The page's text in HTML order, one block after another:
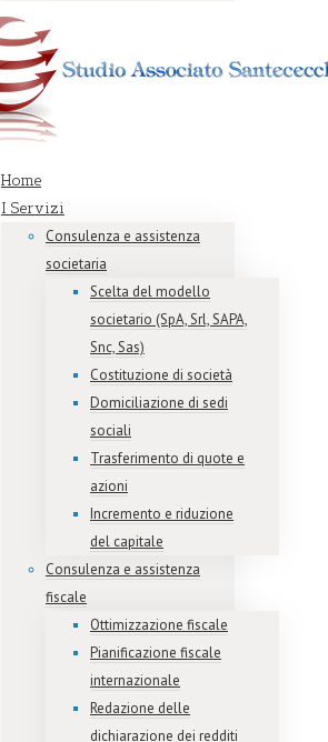
Home
I Servizi
Consulenza e assistenza
societaria
Scelta del modello
societario (SpA, Srl, SAPA,
Snc, Sas)
Costituzione di società
Domiciliazione di sedi
sociali
Trasferimento di quote e
azioni
Incremento e riduzione
del capitale
Consulenza e assistenza
fiscale
Ottimizzazione fiscale
Pianificazione fiscale
internazionale
Redazione delle
dichiarazione dei redditi